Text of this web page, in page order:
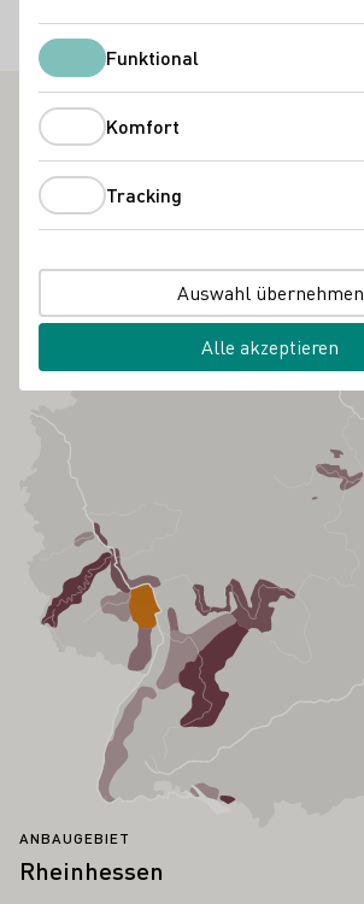
Zur Website
ANBAUGEBIET
Rheinhessen
FunktionalFunktional
Komfort
Tracking
Auswahl übernehmen
Alle akzeptieren